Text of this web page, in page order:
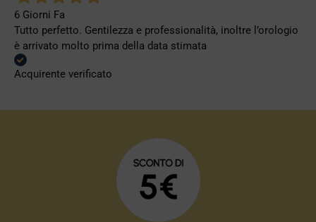
6 Giorni Fa
Tutto perfetto. Gentilezza e professionalità, inoltre l’orologio
è arrivato molto prima della data stimata
Acquirente verificato